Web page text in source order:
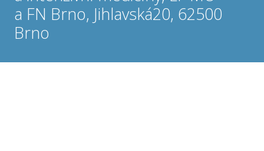
Akce sekcí ČNS
a FN Brno, Jihlavská20, 62500
Brno